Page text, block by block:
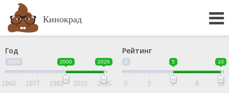
Кинокрад
Год
1960 2000 2026
1960 1977 1993 2010 2026
Рейтинг
0 5 10
0 3 5 8 10